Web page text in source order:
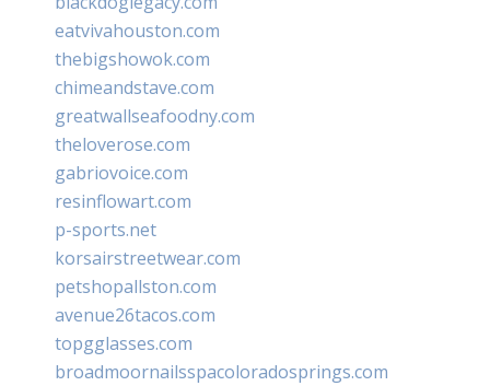
eatvivahouston.com
thebigshowok.com
chimeandstave.com
greatwallseafoodny.com
theloverose.com
gabriovoice.com
resinflowart.com
p-sports.net
korsairstreetwear.com
petshopallston.com
avenue26tacos.com
topgglasses.com
broadmoornailsspacoloradosprings.com